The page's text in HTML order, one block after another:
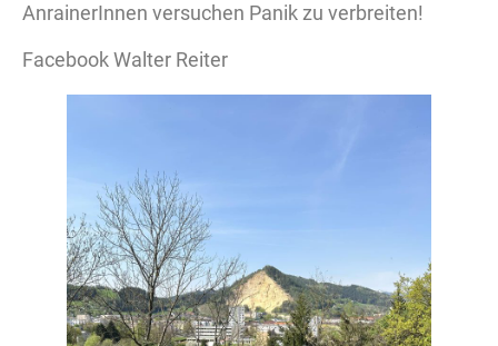
AnrainerInnen versuchen Panik zu verbreiten!
Facebook Walter Reiter